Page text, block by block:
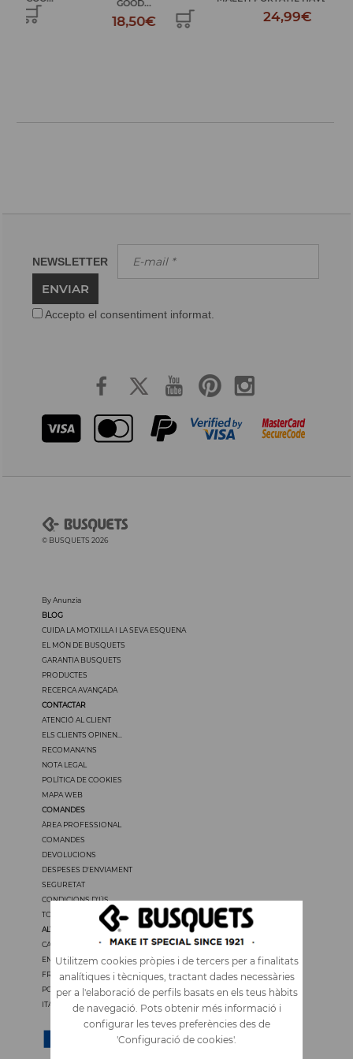
Utilitzem cookies pròpies i de tercers per a finalitats
analítiques i tècniques, tractant dades necessàries
per a l'elaboració de perfils basats en els teus hàbits
de navegació. Pots obtenir més informació i
configurar les teves preferències des de
'Configuració de cookies'.
18,50€ 24,99€
NEWSLETTER
ENVIAR
Accepto el consentiment informat.
© BUSQUETS 2026
By Anunzia
BLOG
CUIDA LA MOTXILLA I LA SEVA ESQUENA
EL MÓN DE BUSQUETS
GARANTIA BUSQUETS
PRODUCTES
RECERCA AVANÇADA
CONTACTAR
ATENCIÓ AL CLIENT
ELS CLIENTS OPINEN...
RECOMANA'NS
NOTA LEGAL
POLÍTICA DE COOKIES
MAPA WEB
COMANDES
ÀREA PROFESSIONAL
COMANDES
DEVOLUCIONS
DESPESES D'ENVIAMENT
SEGURETAT
CONDICIONS D'ÚS
TOTS ELS PREUS TENEN IVA
ALTRES IDIOMES
CASTELLANO
ENGLISH
FRANÇAIS
PORTUGUÊS
ITALIANO